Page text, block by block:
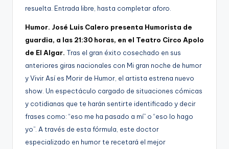
resuelta. Entrada libre, hasta completar aforo.
Humor. José Luis Calero presenta Humorista de
guardia, a las 21:30 horas, en el Teatro Circo Apolo
de El Algar. Tras el gran éxito cosechado en sus
anteriores giras nacionales con Mi gran noche de humor
y Vivir Así es Morir de Humor, el artista estrena nuevo
show. Un espectáculo cargado de situaciones cómicas
y cotidianas que te harán sentirte identificado y decir
frases como: “eso me ha pasado a mí” o “eso lo hago
yo”. A través de esta fórmula, este doctor
especializado en humor te recetará el mejor